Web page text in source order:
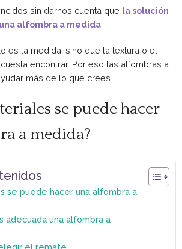
sin darnos cuenta que la solución
alfombra a medida
es la medida, sino que la textura o el
encontrar. Por eso las alfombras a
más de lo que crees.
se puede hacer
a medida?
se puede hacer una alfombra a
adecuada una alfombra a